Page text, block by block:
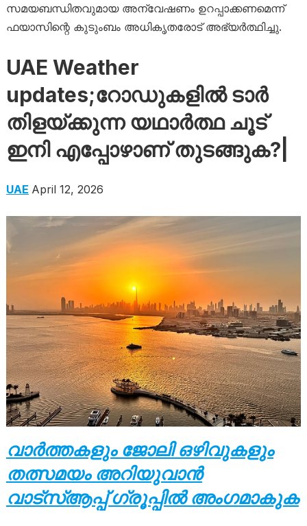
സമയബന്ധിതവുമായ അന്വേഷണം ഉറപ്പാക്കണമെന്ന്
ഫയാസിന്റെ കുടുംബം അധികൃതരോട് അഭ്യര്‍ത്ഥിച്ചു.
UAE Weather
updates;റോഡുകളിൽ ടാർ
തിളയ്ക്കുന്ന യഥാർത്ഥ ചൂട്
ഇനി എപ്പോഴാണ് തുടങ്ങുക?|
UAE April 12, 2026
വാർത്തകളും ജോലി ഒഴിവുകളും
തത്സമയം അറിയുവാൻ
വാട്സ്ആപ്പ് ഗ്രൂപ്പിൽ അംഗമാകുക